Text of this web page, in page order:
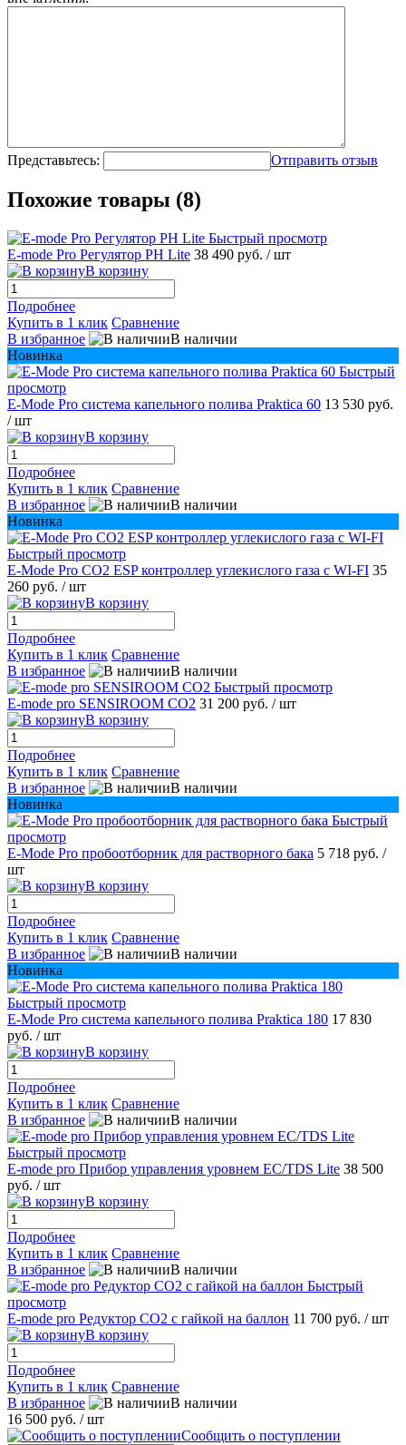
Представьтесь: Отправить отзыв
Похожие товары (8)
Быстрый просмотр
E-mode Pro Регулятор PH Lite 38 490 руб. / шт
В корзину
Подробнее
Купить в 1 клик Сравнение
В избранное
В наличии
Новинка
Быстрый
просмотр
E-Mode Pro система капельного полива Praktica 60 13 530 руб.
/ шт
В корзину
Подробнее
Купить в 1 клик Сравнение
В избранное
В наличии
Новинка
Быстрый просмотр
E-Mode Pro CO2 ESP контроллер углекислого газа с WI-FI 35
260 руб. / шт
В корзину
Подробнее
Купить в 1 клик Сравнение
В избранное
В наличии
Быстрый просмотр
E-mode pro SENSIROOM CO2 31 200 руб. / шт
В корзину
Подробнее
Купить в 1 клик Сравнение
В избранное
В наличии
Новинка
Быстрый
просмотр
E-Mode Pro пробоотборник для растворного бака 5 718 руб. /
шт
В корзину
Подробнее
Купить в 1 клик Сравнение
В избранное
В наличии
Новинка
Быстрый просмотр
E-Mode Pro система капельного полива Praktica 180 17 830
руб. / шт
В корзину
Подробнее
Купить в 1 клик Сравнение
В избранное
В наличии
Быстрый просмотр
E-mode pro Прибор управления уровнем EC/TDS Lite 38 500
руб. / шт
В корзину
Подробнее
Купить в 1 клик Сравнение
В избранное
В наличии
Быстрый
просмотр
E-mode pro Редуктор CO2 с гайкой на баллон 11 700 руб. / шт
В корзину
Подробнее
Купить в 1 клик Сравнение
В избранное
В наличии
16 500 руб. / шт
Сообщить о поступлении